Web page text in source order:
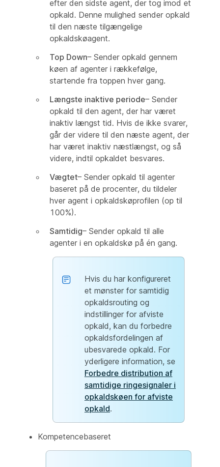
efter den sidste agent, der tog imod et
opkald. Denne mulighed sender opkald
til den næste tilgængelige
opkaldskøagent.
Top Down– Sender opkald gennem
køen af agenter i rækkefølge,
startende fra toppen hver gang.
Længste inaktive periode– Sender
opkald til den agent, der har været
inaktiv længst tid. Hvis de ikke svarer,
går der videre til den næste agent, der
har været inaktiv næstlængst, og så
videre, indtil opkaldet besvares.
Vægtet– Sender opkald til agenter
baseret på de procenter, du tildeler
hver agent i opkaldskøprofilen (op til
100%).
Samtidig– Sender opkald til alle
agenter i en opkaldskø på én gang.
Hvis du har konfigureret
et mønster for samtidig
opkaldsrouting og
indstillinger for afviste
opkald, kan du forbedre
opkaldsfordelingen af
ubesvarede opkald. For
yderligere information, se
Forbedre distribution af
samtidige ringesignaler i
opkaldskøen for afviste
opkald.
Kompetencebaseret